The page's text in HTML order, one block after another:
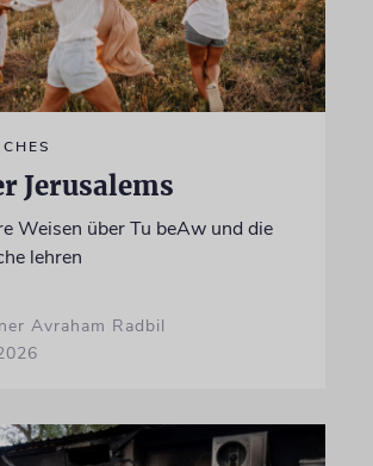
Jerusalems
Weisen über Tu beAw und die
lehren
Avraham Radbil